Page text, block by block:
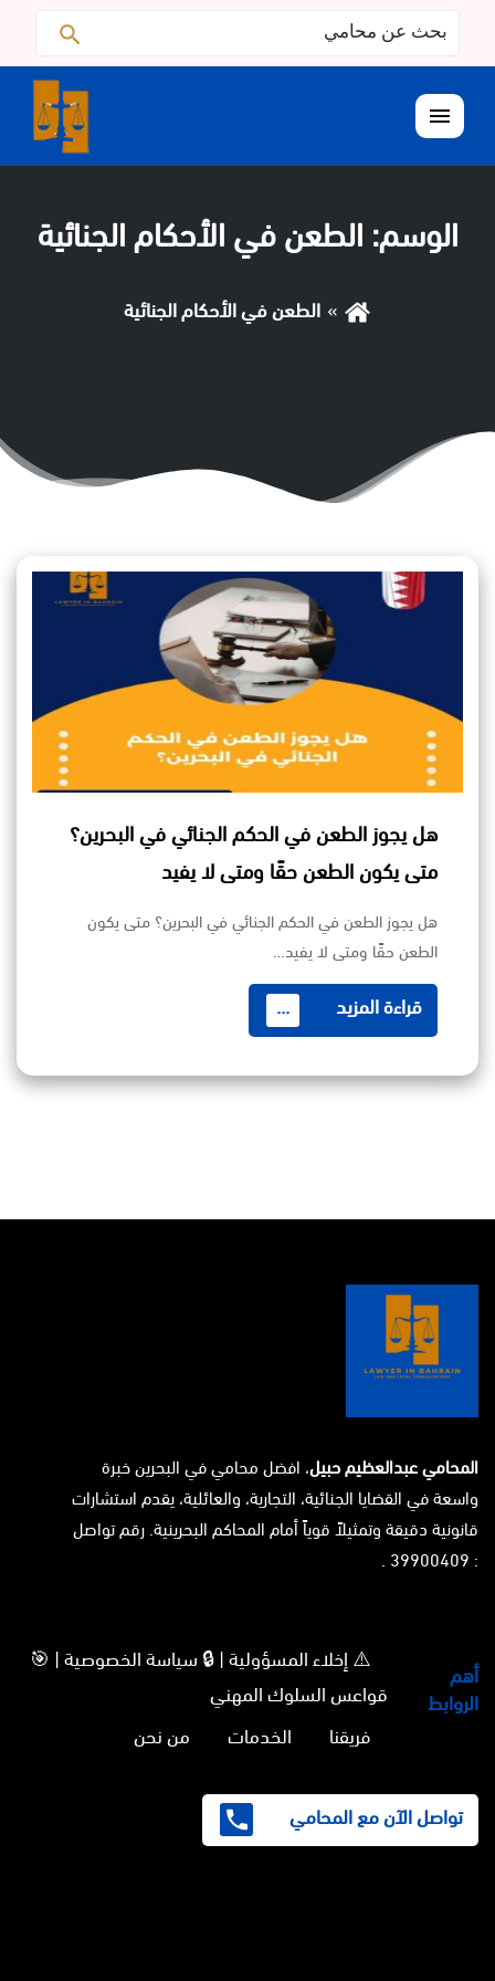
البحث
عن:
القائمة
الوسم: الطعن في الأحكام الجنائية
الطعن في الأحكام الجنائية
هل يجوز الطعن في الحكم الجنائي في البحرين؟
متى يكون الطعن حقًا ومتى لا يفيد
هل يجوز الطعن في الحكم الجنائي في البحرين؟ متى يكون
الطعن حقًا ومتى لا يفيد…
قراءة المزيد ...
المحامي عبدالعظيم حبيل، افضل محامي في البحرين خبرة
واسعة في القضايا الجنائية، التجارية، والعائلية، يقدم استشارات
قانونية دقيقة وتمثيلاً قوياً أمام المحاكم البحرينية. رقم تواصل
: 39900409 .
أهم
الروابط
⚠️ إخلاء المسؤولية | 🔒 سياسة الخصوصية | 🎯
قواعس السلوك المهني
فريقنا
الخدمات من نحن
تواصل الآن مع المحامي